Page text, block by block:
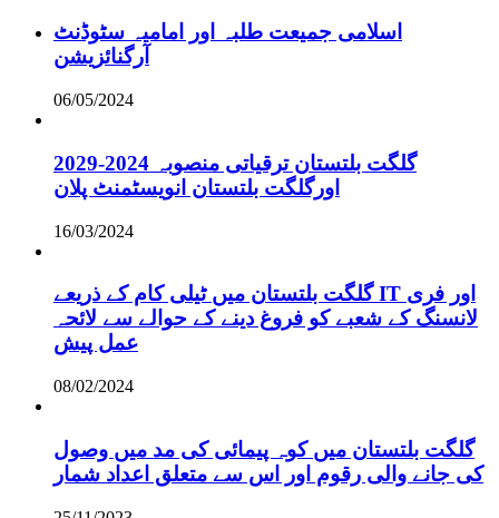
اسلامی جمیعت طلبہ اور امامیہ سٹوڈنٹ
آرگنائزیشن
06/05/2024
گلگت بلتستان ترقیاتی منصوبہ 2024-2029
اورگلگت بلتستان انویسٹمنٹ پلان
16/03/2024
گلگت بلتستان میں ٹیلی کام کے ذریعے IT اور فری
لانسنگ کے شعبے کو فروغ دینے کے حوالے سے لائحہ
عمل پیش
08/02/2024
گلگت بلتستان میں کوہ پیمائی کی مد میں وصول
کی جانے والی رقوم اور اس سے متعلق اعداد شمار